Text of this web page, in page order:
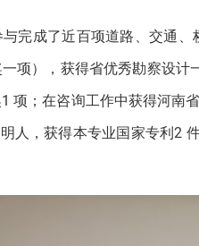
完成了近百项道路、交通
项），获得省优秀勘察设
项；在咨询工作中获得河南
人，获得本专业国家专利2